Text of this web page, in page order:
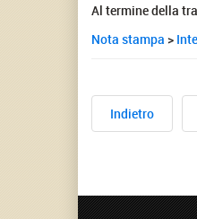
Al termine della
Nota stampa >
Indietro